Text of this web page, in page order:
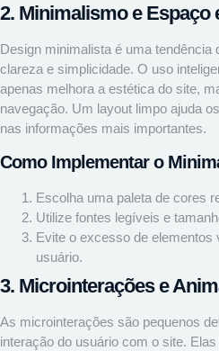
2. Minimalismo e Espaço
Design minimalista é uma tendência
clareza e simplicidade. O uso
apenas melhora a estética do site,
navegação. Um layout limpo ajuda
nas informações mais importantes.
Como Implementar o
Escolha uma paleta de cores
Utilize fontes legíveis e
Evite o excesso de
usuário.
3. Microinterações e
As microinterações são pequenos
interação do usuário com o site.